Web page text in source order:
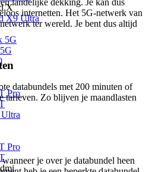
X
X9 Ultra
5G
Pro
Pro
landelijke dekking. Je kan dus
internetten. Het 5G-netwerk van
ter wereld. Je bent dus altijd
databundels met 200 minuten of
tarieven. Zo blijven je maandlasten
je over je databundel heen